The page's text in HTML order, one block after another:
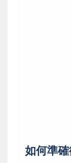
如何準